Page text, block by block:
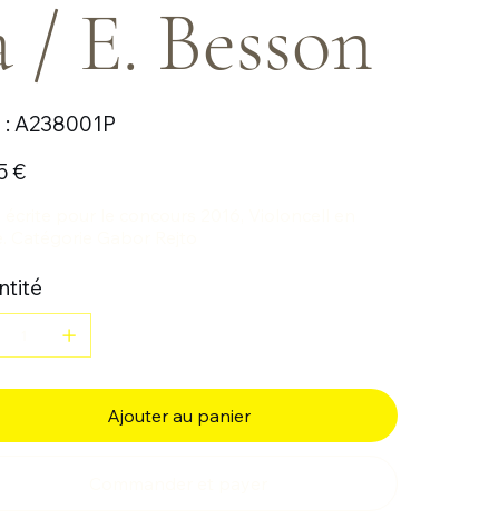
/ E. Besson
SKU
A238001P
A238001P
€
Ajouter au panier